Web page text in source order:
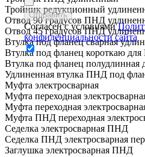
Тройник редукционный
Отвод 90 градусов ПНД
Отвод 45 градусов ПНД
Втулка под фланец сварная
Втулка под фланец короткаю
Втулка под фланец
Удлиненная втулка ПНД под
Муфта электросварная
Муфта переходная
Муфта переходная
Муфта ПНД переходная
Седелка электросварная ПНД
Седелка ПНД электросварная
Заглушка электросварная ПНД
Согласен с условиями
конфиденциальности сайта